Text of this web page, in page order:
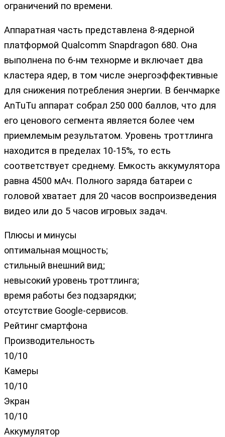
ограничений по времени.
Аппаратная часть представлена 8-ядерной
платформой Qualcomm Snapdragon 680. Она
выполнена по 6-нм технорме и включает два
кластера ядер, в том числе энергоэффективные
для снижения потребления энергии. В бенчмарке
AnTuTu аппарат собрал 250 000 баллов, что для
его ценового сегмента является более чем
приемлемым результатом. Уровень троттлинга
находится в пределах 10-15%, то есть
соответствует среднему. Емкость аккумулятора
равна 4500 мАч. Полного заряда батареи с
головой хватает для 20 часов воспроизведения
видео или до 5 часов игровых задач.
Плюсы и минусы
оптимальная мощность;
стильный внешний вид;
невысокий уровень троттлинга;
время работы без подзарядки;
отсутствие Google-сервисов.
Рейтинг смартфона
Производительность
10/10
Камеры
10/10
Экран
10/10
Аккумулятор